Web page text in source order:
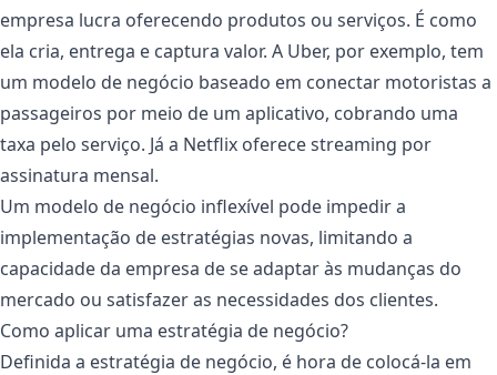
empresa lucra oferecendo produtos ou serviços. É como
ela cria, entrega e captura valor. A Uber, por exemplo, tem
um modelo de negócio baseado em conectar motoristas a
passageiros por meio de um aplicativo, cobrando uma
taxa pelo serviço. Já a Netflix oferece streaming por
assinatura mensal.
Um modelo de negócio inflexível pode impedir a
implementação de estratégias novas, limitando a
capacidade da empresa de se adaptar às mudanças do
mercado ou satisfazer as necessidades dos clientes.
Como aplicar uma estratégia de negócio?
Definida a estratégia de negócio, é hora de colocá-la em